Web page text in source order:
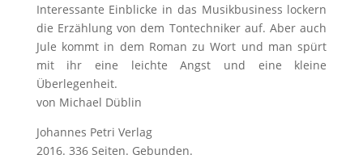
Interessante Einblicke in das Musikbusiness lockern
die Erzählung von dem Tontechniker auf. Aber auch
Jule kommt in dem Roman zu Wort und man spürt
mit ihr eine leichte Angst und eine kleine
Überlegenheit.
von Michael Düblin
Johannes Petri Verlag
2016. 336 Seiten. Gebunden.